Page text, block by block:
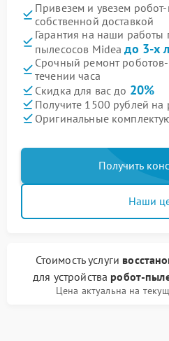
Привезем и увезем
собственной доставкой
Гарантия на наши работы
пылесосов Mideaдо 3-х
Срочный ремонт
течении часа
Скидка для вас до 20%
Получите 1500 рублей на
Оригинальные
Получить
Наши
Стоимость услуги
для устройства робот-
Цена актуальна на